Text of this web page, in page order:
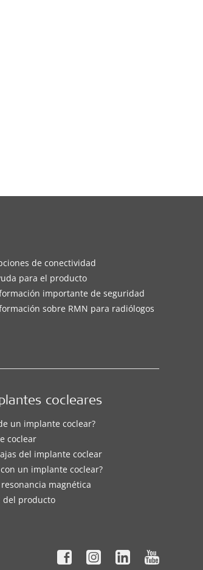
de conectividad
para el producto
importante de seguridad
sobre RMN para radiólogos
cocleares
un implante coclear?
coclear
del implante coclear
un implante coclear?
magnética
del producto